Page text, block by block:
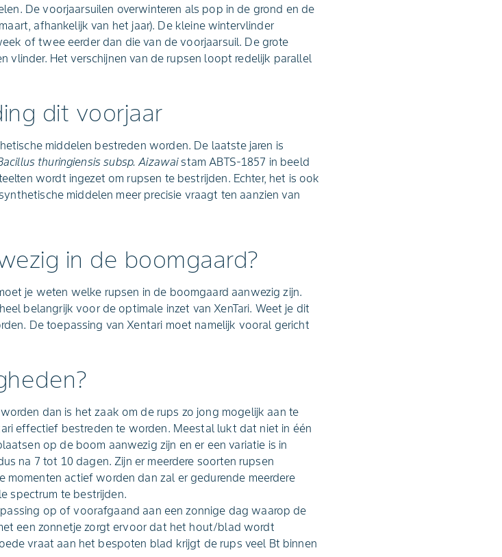
De voorjaarsuilen overwinteren als pop in de grond en de
afhankelijk van het jaar). De kleine wintervlinder
of twee eerder dan die van de voorjaarsuil. De grote
vlinder. Het verschijnen van de rupsen loopt redelijk parallel
dit voorjaar
middelen bestreden worden. De laatste jaren is
thuringiensis subsp. Aizawaistam ABTS-1857 in beeld
wordt ingezet om rupsen te bestrijden. Echter, het is ook
middelen meer precisie vraagt ten aanzien van
in de boomgaard?
je weten welke rupsen in de boomgaard aanwezig zijn.
belangrijk voor de optimale inzet van XenTari. Weet je dit
De toepassing van Xentari moet namelijk vooral gericht
dan is het zaak om de rups zo jong mogelijk aan te
effectief bestreden te worden. Meestal lukt dat niet in één
op de boom aanwezig zijn en er een variatie is in
na 7 tot 10 dagen. Zijn er meerdere soorten rupsen
actief worden dan zal er gedurende meerdere
spectrum te bestrijden.
op of voorafgaand aan een zonnige dag waarop de
een zonnetje zorgt ervoor dat het hout/blad wordt
vraat aan het bespoten blad krijgt de rups veel Bt binnen